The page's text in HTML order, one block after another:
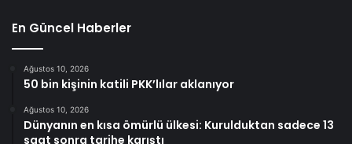
En Güncel Haberler
Ağustos 10, 2026
50 bin kişinin katili PKK’lılar aklanıyor
Ağustos 10, 2026
Dünyanın en kısa ömürlü ülkesi: Kurulduktan sadece 13
saat sonra tarihe karıştı